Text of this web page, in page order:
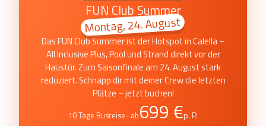
FUN Club Summer
Montag, 24. August
Das FUN Club Summer ist der Hotspot in Calella –
All Inclusive Plus, Pool und Strand direkt vor der
Haustür. Zum Saisonfinale am 24. August stark
reduziert. Schnapp dir mit deiner Crew die letzten
Plätze – jetzt buchen!
10 Tage Busreise · ab699 €p. P.